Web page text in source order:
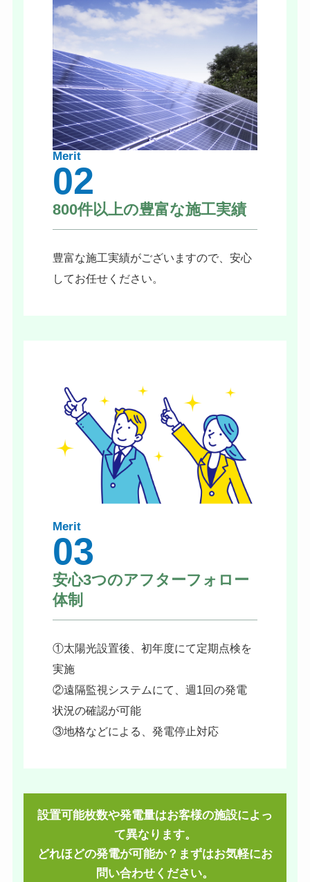
Merit
02
800件以上の豊富な施工実績
豊富な施工実績がございますので、安心
してお任せください。
Merit
03
安心3つのアフターフォロー
体制
①太陽光設置後、初年度にて定期点検を
実施
②遠隔監視システムにて、週1回の発電
状況の確認が可能
③地格などによる、発電停止対応
設置可能枚数や発電量はお客様の施設によっ
て異なります。
どれほどの発電が可能か？まずはお気軽にお
問い合わせください。